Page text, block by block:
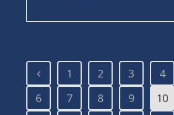
1 2 3 4
6
7 8 9 10